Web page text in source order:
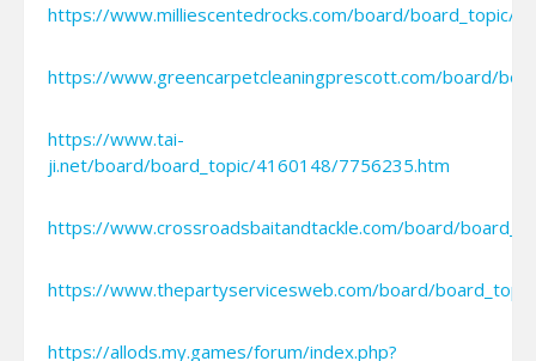
https://www.milliescentedrocks.com/board/board_topic/
https://www.greencarpetcleaningprescott.com/board/
https://www.tai-
ji.net/board/board_topic/4160148/7756235.htm
https://www.crossroadsbaitandtackle.com/board/
https://www.thepartyservicesweb.com/board/
https://allods.my.games/forum/index.php?